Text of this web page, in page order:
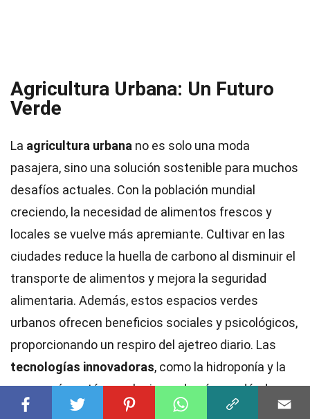
Agricultura Urbana: Un Futuro
Verde
La agricultura urbana no es solo una moda
pasajera, sino una solución sostenible para muchos
desafíos actuales. Con la población mundial
creciendo, la necesidad de alimentos frescos y
locales se vuelve más apremiante. Cultivar en las
ciudades reduce la huella de carbono al disminuir el
transporte de alimentos y mejora la seguridad
alimentaria. Además, estos espacios verdes
urbanos ofrecen beneficios sociales y psicológicos,
proporcionando un respiro del ajetreo diario. Las
tecnologías innovadoras, como la hidroponía y la
acuaponía, están revolucionando cómo y dónde
cultivamos. Sin embargo, no todo es color de rosa;